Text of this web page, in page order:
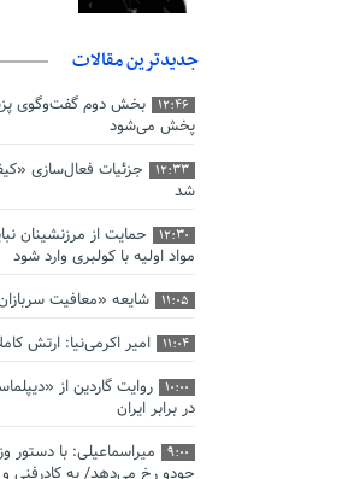
جدیدترین مقالات
12:46
بخش دوم گفت‌وگوی
پخش می‌شود
12:33
جزئیات فعال‌سازی
شد
12:30
حمایت از مرزنشینان
مواد اولیه با کولبری وارد شود
11:05 شایعه «معافیت
11:04 امیر اکرمی‌نیا: ارتش
10:00
روایت گاردین از
در برابر ایران
9:00
میراسماعیلی: با دستور